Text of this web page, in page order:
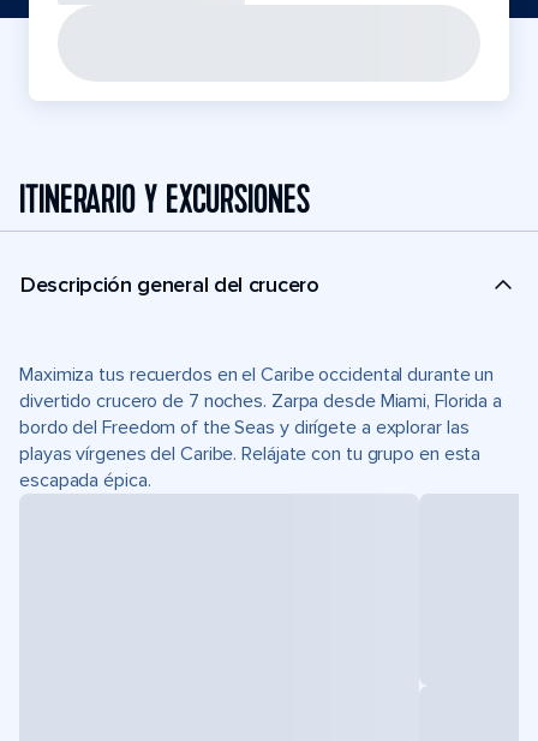
ITINERARIO Y EXCURSIONES
Descripción general del crucero
Maximiza tus recuerdos en el Caribe occidental durante un
divertido crucero de 7 noches. Zarpa desde Miami, Florida a
bordo del Freedom of the Seas y dirígete a explorar las
playas vírgenes del Caribe. Relájate con tu grupo en esta
escapada épica.